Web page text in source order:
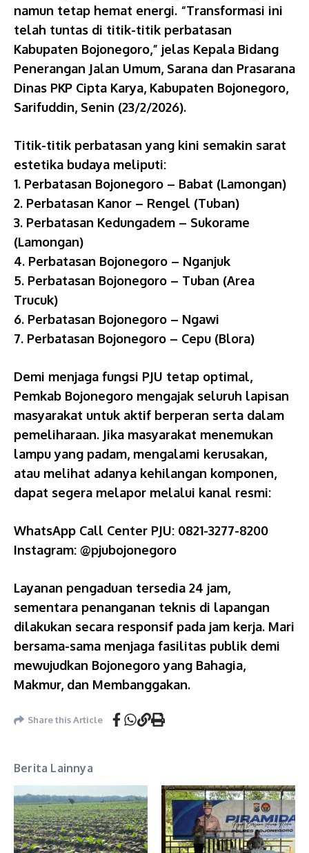
namun tetap hemat energi. “Transformasi ini
telah tuntas di titik-titik perbatasan
Kabupaten Bojonegoro,” jelas Kepala Bidang
Penerangan Jalan Umum, Sarana dan Prasarana
Dinas PKP Cipta Karya, Kabupaten Bojonegoro,
Sarifuddin, Senin (23/2/2026).
Titik-titik perbatasan yang kini semakin sarat
estetika budaya meliputi:
1. Perbatasan Bojonegoro – Babat (Lamongan)
2. Perbatasan Kanor – Rengel (Tuban)
3. Perbatasan Kedungadem – Sukorame
(Lamongan)
4. Perbatasan Bojonegoro – Nganjuk
5. Perbatasan Bojonegoro – Tuban (Area
Trucuk)
6. Perbatasan Bojonegoro – Ngawi
7. Perbatasan Bojonegoro – Cepu (Blora)
Demi menjaga fungsi PJU tetap optimal,
Pemkab Bojonegoro mengajak seluruh lapisan
masyarakat untuk aktif berperan serta dalam
pemeliharaan. Jika masyarakat menemukan
lampu yang padam, mengalami kerusakan,
atau melihat adanya kehilangan komponen,
dapat segera melapor melalui kanal resmi:
WhatsApp Call Center PJU: 0821-3277-8200
Instagram: @pjubojonegoro
Layanan pengaduan tersedia 24 jam,
sementara penanganan teknis di lapangan
dilakukan secara responsif pada jam kerja. Mari
bersama-sama menjaga fasilitas publik demi
mewujudkan Bojonegoro yang Bahagia,
Makmur, dan Membanggakan.
Share this Article
Berita Lainnya